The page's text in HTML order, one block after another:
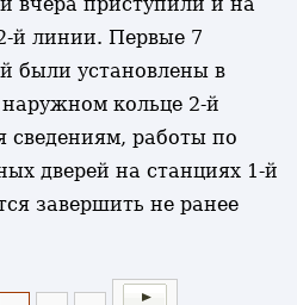
вчера приступили и на
й линии. Первые 7
были установлены в
кольце 2-й
работы по
дверей на станциях 1-й
завершить не ранее